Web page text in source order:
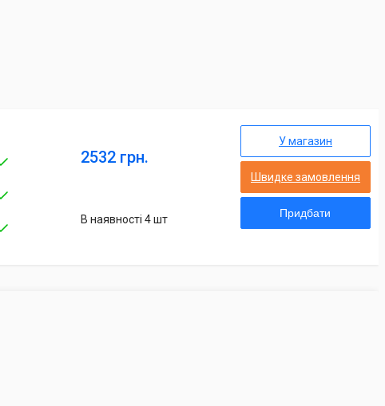
2532 грн.
В наявності 4 шт
У магазин
Швидке замовлення
Придбати